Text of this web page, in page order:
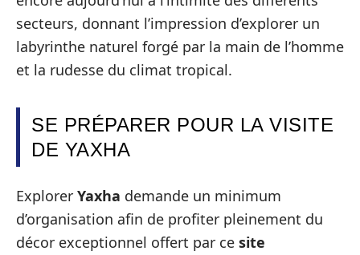
secteurs, donnant l’impression d’explorer un
labyrinthe naturel forgé par la main de l’homme
et la rudesse du climat tropical.
SE PRÉPARER POUR LA VISITE
DE YAXHA
Explorer Yaxha demande un minimum
d’organisation afin de profiter pleinement du
décor exceptionnel offert par ce site